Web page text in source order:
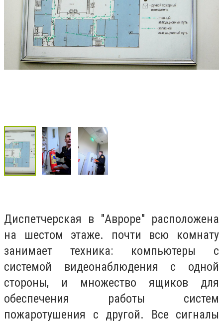
Диспетчерская в "Авроре" расположена
на шестом этаже. почти всю комнату
занимает техника: компьютеры с
системой видеонаблюдения с одной
стороны, и множество ящиков для
обеспечения работы систем
пожаротушения с другой. Все сигналы